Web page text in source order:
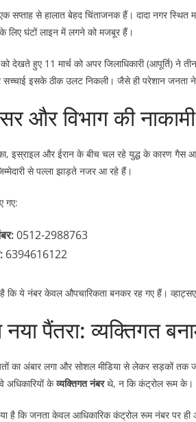
सप्ताह से हालात बेहद चिंताजनक हैं। दादा नगर
लिए घंटों लाइन में लगने को मजबूर हैं।
देखते हुए 11 मार्च को अपर जिलाधिकारी (आपूर्ति) ने
इसके ठीक उलट निकली। जैसे ही परेशान जनता ने
और विभाग की नाकामी
इस्राइल और ईरान के बीच चल रहे युद्ध के कारण गैस
से पल्ला झाड़ते नजर आ रहे हैं।
गए:
0512-2988763
6394616122
कि ये नंबर केवल औपचारिकता बनकर रह गए हैं।
पैंतरा: व्यक्तिगत
का अंबार लगा और सोशल मीडिया से लेकर सड़कों तक
अधिकारियों केव्यक्तिगत नंबरथे, न कि कंट्रोल रूम के।
है कि जनता केवल आधिकारिक कंट्रोल रूम नंबर पर